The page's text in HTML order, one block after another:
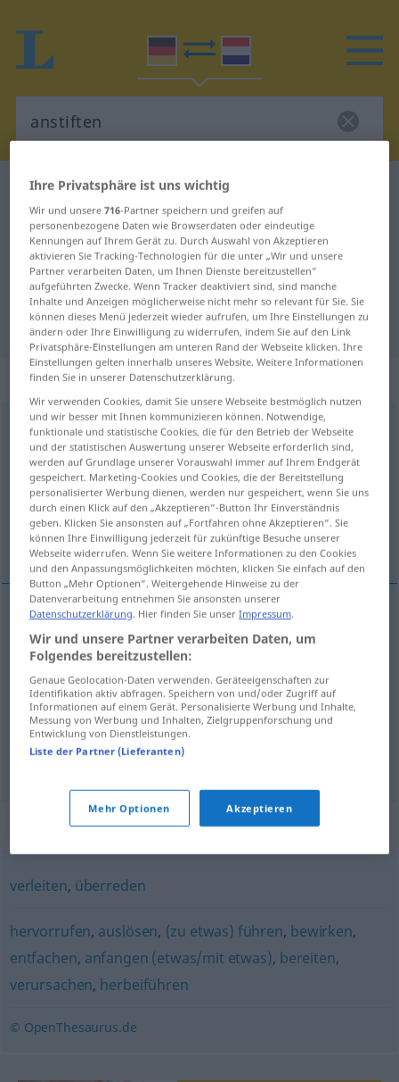
Deutsch-Niederländisch Wörterbuch
Deutsch-Niederländisch
Übersetzung für "anstiften"
"anstiften" Niederländisch
Übersetzung
„anstiften“
anstiften
Übersicht aller Übersetzungen
(Für mehr Details die Übersetzung anklicken/antippen)
aanstichten, aanrichten, smeden, aanzetten
tot
aanstichten anstiften
aanrichten anstiftenUnheil
smeden anstiften Verschwörung
aanzetten (tot) (zu )
Synonyme für "anstiften"
verleiten, überreden
hervorrufen, auslösen, (zu etwas) führen, bewirken,
entfachen, anfangen (etwas/mit etwas), bereiten,
verursachen, herbeiführen
© OpenThesaurus.de
Ihre Privatsphäre ist uns wichtig
Wir und unsere716-Partner speichern und greifen auf
personenbezogene Daten wie Browserdaten oder eindeutige
Kennungen auf Ihrem Gerät zu. Durch Auswahl von Akzeptieren
aktivieren Sie Tracking-Technologien für die unter „Wir und unsere
Partner verarbeiten Daten, um Ihnen Dienste bereitzustellen“
aufgeführten Zwecke. Wenn Tracker deaktiviert sind, sind manche
Inhalte und Anzeigen möglicherweise nicht mehr so relevant für Sie. Sie
können dieses Menü jederzeit wieder aufrufen, um Ihre Einstellungen zu
ändern oder Ihre Einwilligung zu widerrufen, indem Sie auf den Link
Privatsphäre-Einstellungen am unteren Rand der Webseite klicken. Ihre
Einstellungen gelten innerhalb unseres Website. Weitere Informationen
finden Sie in unserer Datenschutzerklärung.
Wir verwenden Cookies, damit Sie unsere Webseite bestmöglich nutzen
und wir besser mit Ihnen kommunizieren können. Notwendige,
funktionale und statistische Cookies, die für den Betrieb der Webseite
und der statistischen Auswertung unserer Webseite erforderlich sind,
werden auf Grundlage unserer Vorauswahl immer auf Ihrem Endgerät
gespeichert. Marketing-Cookies und Cookies, die der Bereitstellung
personalisierter Werbung dienen, werden nur gespeichert, wenn Sie uns
durch einen Klick auf den „Akzeptieren“-Button Ihr Einverständnis
geben. Klicken Sie ansonsten auf „Fortfahren ohne Akzeptieren“. Sie
können Ihre Einwilligung jederzeit für zukünftige Besuche unserer
Webseite widerrufen. Wenn Sie weitere Informationen zu den Cookies
und den Anpassungsmöglichkeiten möchten, klicken Sie einfach auf den
Button „Mehr Optionen“. Weitergehende Hinweise zu der
Datenverarbeitung entnehmen Sie ansonsten unserer
Datenschutzerklärung. Hier finden Sie unserImpressum.
Wir und unsere Partner verarbeiten Daten, um
Folgendes bereitzustellen:
Genaue Geolocation-Daten verwenden. Geräteeigenschaften zur
Identifikation aktiv abfragen. Speichern von und/oder Zugriff auf
Informationen auf einem Gerät. Personalisierte Werbung und Inhalte,
Messung von Werbung und Inhalten, Zielgruppenforschung und
Entwicklung von Dienstleistungen.
Liste der Partner (Lieferanten)
Mehr Optionen Akzeptieren